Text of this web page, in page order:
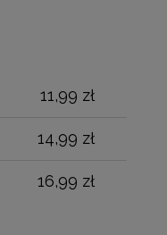
11,99 zł
14,99 zł
16,99 zł